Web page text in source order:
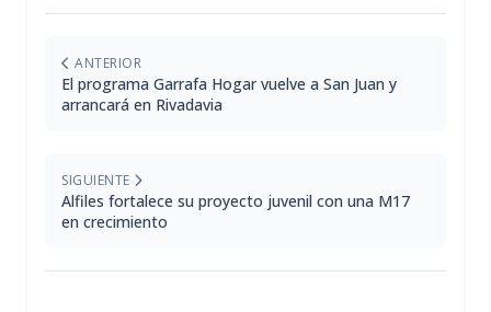
ANTERIOR
El programa Garrafa Hogar vuelve a San Juan y
arrancará en Rivadavia
SIGUIENTE
Alfiles fortalece su proyecto juvenil con una M17
en crecimiento